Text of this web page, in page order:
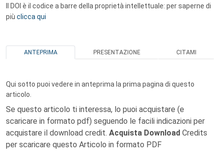
Il DOI è il codice a barre della proprietà intellettuale: per saperne di
più clicca qui
ANTEPRIMA PRESENTAZIONE CITAMI
Qui sotto puoi vedere in anteprima la prima pagina di questo
articolo.
Se questo articolo ti interessa, lo puoi acquistare (e
scaricare in formato pdf) seguendo le facili indicazioni per
acquistare il download credit. Acquista Download Credits
per scaricare questo Articolo in formato PDF